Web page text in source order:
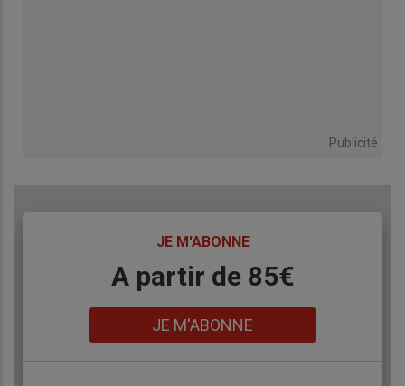
Publicité
JE M'ABONNE
A partir de 85€
JE M'ABONNE